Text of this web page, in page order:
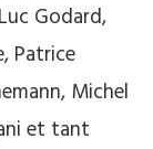
Godard,
Patrice
Michel
et tant